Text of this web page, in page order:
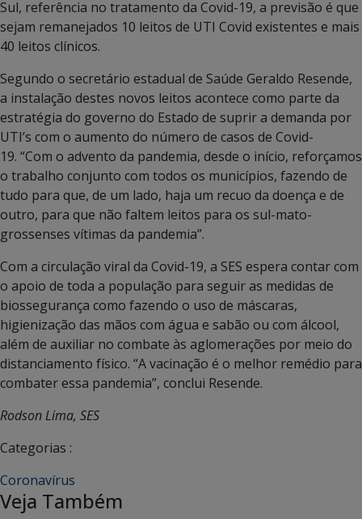
Sul, referência no tratamento da Covid-19, a previsão é que
sejam remanejados 10 leitos de UTI Covid existentes e mais
40 leitos clínicos.
Segundo o secretário estadual de Saúde Geraldo Resende,
a instalação destes novos leitos acontece como parte da
estratégia do governo do Estado de suprir a demanda por
UTI’s com o aumento do número de casos de Covid-
19. “Com o advento da pandemia, desde o início, reforçamos
o trabalho conjunto com todos os municípios, fazendo de
tudo para que, de um lado, haja um recuo da doença e de
outro, para que não faltem leitos para os sul-mato-
grossenses vítimas da pandemia”.
Com a circulação viral da Covid-19, a SES espera contar com
o apoio de toda a população para seguir as medidas de
biossegurança como fazendo o uso de máscaras,
higienização das mãos com água e sabão ou com álcool,
além de auxiliar no combate às aglomerações por meio do
distanciamento físico. “A vacinação é o melhor remédio para
combater essa pandemia”, conclui Resende.
Rodson Lima, SES
Categorias :
Coronavírus
Veja Também